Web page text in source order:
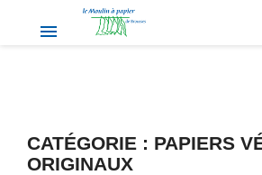

CATÉGORIE : PAPIERS
ORIGINAUX